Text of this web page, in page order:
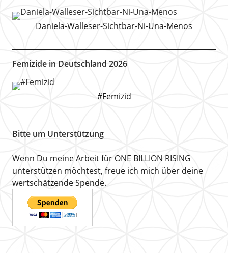
Daniela-Walleser-Sichtbar-Ni-Una-Menos
Femizide in Deutschland 2026
#Femizid
Bitte um Unterstützung
Wenn Du meine Arbeit für ONE BILLION RISING
unterstützen möchtest, freue ich mich über deine
wertschätzende Spende.